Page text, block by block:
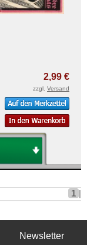
2,99 €
zzgl. Versand
1 |
Newsletter